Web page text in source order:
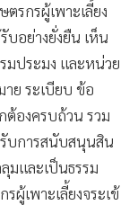
รกรผู้เพาะเลี้ยง
บอย่างยั่งยืน เห็น
มประมง และหน่วย
ย ระเบียบ ข้อ
องครบถ้วน รวม
บการสนับสนุนสิน
มและเป็นธรรม
ผู้เพาะเลี้ยงจระเข้